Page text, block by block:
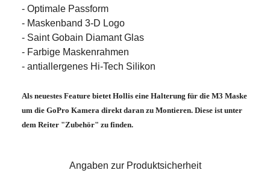
- Optimale Passform
- Maskenband 3-D Logo
- Saint Gobain Diamant Glas
- Farbige Maskenrahmen
- antiallergenes Hi-Tech Silikon
Als neuestes Feature bietet Hollis eine Halterung für die M3 Maske
um die GoPro Kamera direkt daran zu Montieren. Diese ist unter
dem Reiter "Zubehör" zu finden.
Angaben zur Produktsicherheit